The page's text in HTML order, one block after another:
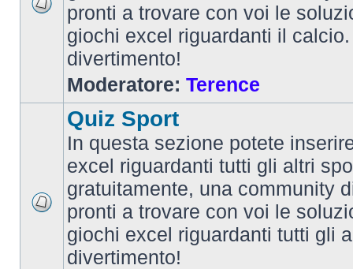
pronti a trovare con voi le
giochi excel riguardanti il
divertimento!
Moderatore: Terence
Quiz Sport
In questa sezione potete
excel riguardanti tutti gli altri
gratuitamente, una community
pronti a trovare con voi le
giochi excel riguardanti tutti gli
divertimento!